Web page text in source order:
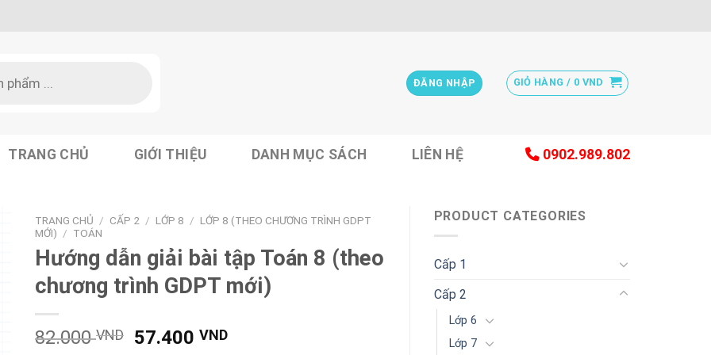
ĐĂNG NHẬP GIỎ HÀNG / 0 VND
TRANG CHỦ GIỚI THIỆU DANH MỤC SÁCH LIÊN HỆ 0902.989.802
TRANG CHỦ / CẤP 2 / LỚP 8 / LỚP 8 (THEO CHƯƠNG TRÌNH GDPT
MỚI) / TOÁN
Hướng dẫn giải bài tập Toán 8 (theo
chương trình GDPT mới)
82.000VND
Giá
57.400VNDGiá
PRODUCT CATEGORIES
Cấp 1
Cấp 2
Lớp 6
Lớp 7